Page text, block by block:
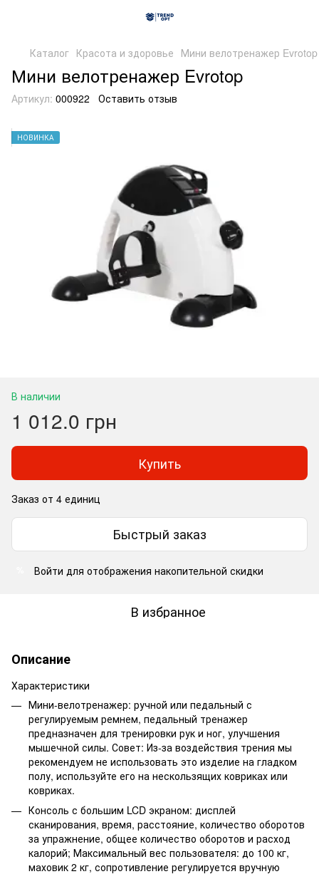
Каталог Красота и здоровье Мини велотренажер Evrotop
Мини велотренажер Evrotop
Артикул: 000922 Оставить отзыв
НОВИНКА
В наличии
1 012.0 грн
Купить
Заказ от 4 единиц
Быстрый заказ
Войти для отображения накопительной скидки
В избранное
Описание
Характеристики
Мини-велотренажер: ручной или педальный с
регулируемым ремнем, педальный тренажер
предназначен для тренировки рук и ног, улучшения
мышечной силы. Совет: Из-за воздействия трения мы
рекомендуем не использовать это изделие на гладком
полу, используйте его на нескользящих ковриках или
ковриках.
Консоль с большим LCD экраном: дисплей
сканирования, время, расстояние, количество оборотов
за упражнение, общее количество оборотов и расход
калорий; Максимальный вес пользователя: до 100 кг,
маховик 2 кг, сопротивление регулируется вручную